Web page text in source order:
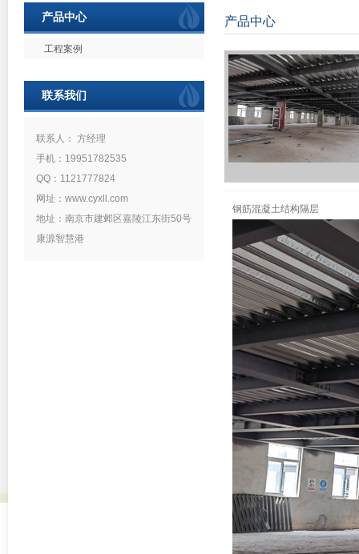
产品中心
钢筋混凝土结构隔层
产品中心
工程案例
联系我们
联系人： 方经理
手机：19951782535
QQ：1121777824
网址：www.cyxll.com
地址：南京市建邺区嘉陵江东街50号
康源智慧港